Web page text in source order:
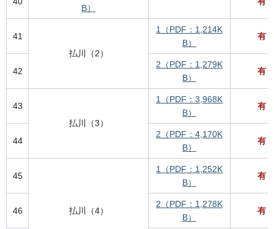
B）
41
払川（2）
1（PDF：1,214K
B）
有
42
2（PDF：1,279K
B）
有
43
払川（3）
1（PDF：3,968K
B）
有
44
2（PDF：4,170K
B）
有
45
払川（4）
1（PDF：1,252K
B）
有
46
2（PDF：1,278K
B）
有